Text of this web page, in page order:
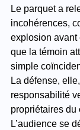
Le parquet a
incohérences,
explosion avant
que la témoin
simple
La défense,
responsabilité
propriétaires du
L’audience se